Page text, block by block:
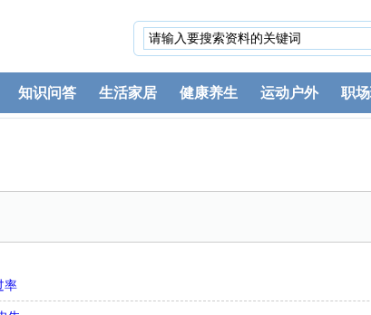
知识问答 生活家居 健康养生 运动户外 职
率